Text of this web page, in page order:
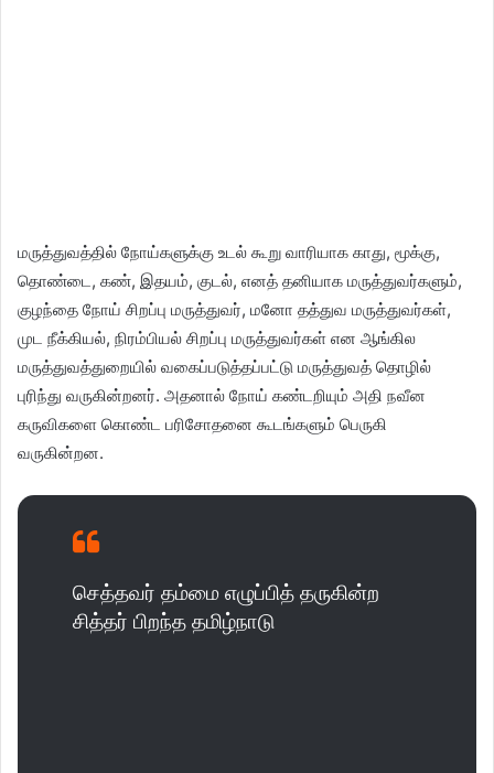
மருத்துவத்தில் நோய்களுக்கு உடல் கூறு வாரியாக காது, மூக்கு,
தொண்டை, கண், இதயம், குடல், எனத் தனியாக மருத்துவர்களும்,
குழந்தை நோய் சிறப்பு மருத்துவர், மனோ தத்துவ மருத்துவர்கள்,
முட நீக்கியல், நிரம்பியல் சிறப்பு மருத்துவர்கள் என ஆங்கில
மருத்துவத்துறையில் வகைப்படுத்தப்பட்டு மருத்துவத் தொழில்
புரிந்து வருகின்றனர். அதனால் நோய் கண்டறியும் அதி நவீன
கருவிகளை கொண்ட பரிசோதனை கூடங்களும் பெருகி
வருகின்றன.
செத்தவர் தம்மை எழுப்பித் தருகின்ற
சித்தர் பிறந்த தமிழ்நாடு